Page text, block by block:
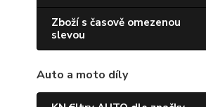
Zboží s časově omezenou
slevou
Auto a moto díly